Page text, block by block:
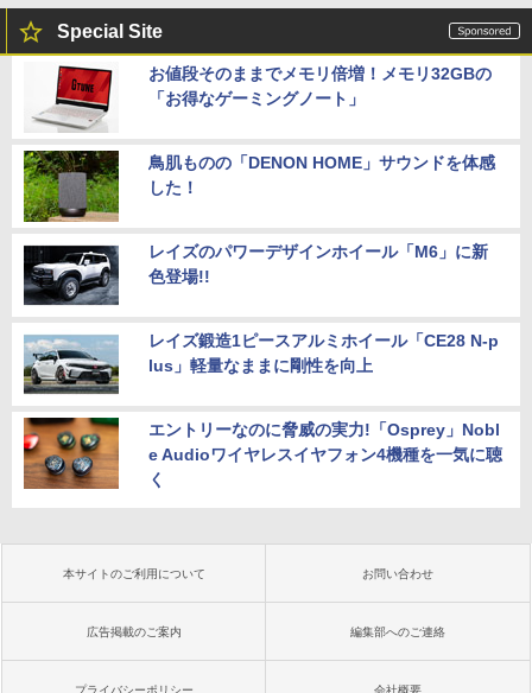
Special Site
お値段そのままでメモリ倍増！メモリ32GBの
「お得なゲーミングノート」
鳥肌ものの「DENON HOME」サウンドを体感
した！
レイズのパワーデザインホイール「M6」に新
色登場!!
レイズ鍛造1ピースアルミホイール「CE28 N-p
lus」軽量なままに剛性を向上
エントリーなのに脅威の実力!「Osprey」Nobl
e Audioワイヤレスイヤフォン4機種を一気に聴
く
本サイトのご利用について お問い合わせ
広告掲載のご案内 編集部へのご連絡
プライバシーポリシー 会社概要